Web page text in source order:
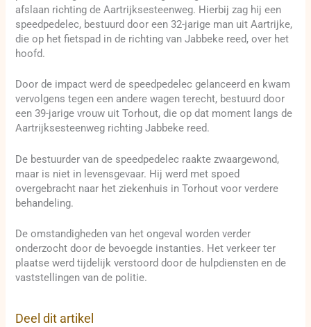
afslaan richting de Aartrijksesteenweg. Hierbij zag hij een
speedpedelec, bestuurd door een 32-jarige man uit Aartrijke,
die op het fietspad in de richting van Jabbeke reed, over het
hoofd.
Door de impact werd de speedpedelec gelanceerd en kwam
vervolgens tegen een andere wagen terecht, bestuurd door
een 39-jarige vrouw uit Torhout, die op dat moment langs de
Aartrijksesteenweg richting Jabbeke reed.
De bestuurder van de speedpedelec raakte zwaargewond,
maar is niet in levensgevaar. Hij werd met spoed
overgebracht naar het ziekenhuis in Torhout voor verdere
behandeling.
De omstandigheden van het ongeval worden verder
onderzocht door de bevoegde instanties. Het verkeer ter
plaatse werd tijdelijk verstoord door de hulpdiensten en de
vaststellingen van de politie.
Deel dit artikel